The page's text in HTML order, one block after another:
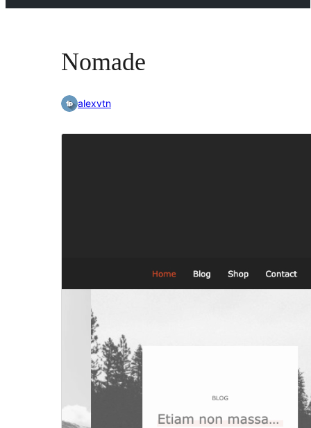
Nomade
alexvtn